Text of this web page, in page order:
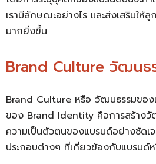
เรามีลักษณะอย่างไร และส่งเสริมให้
มากยิ่งขึ้น
Brand Culture วัฒนธ
Brand Culture หรือ วัฒนธรรมของ
ของ Brand Identity คือการสร้าง
ความเป็นตัวตนของแบรนด์อย่างชัดเ
ประกอบต่างๆ ที่เกี่ยวข้องกับแบรนด์